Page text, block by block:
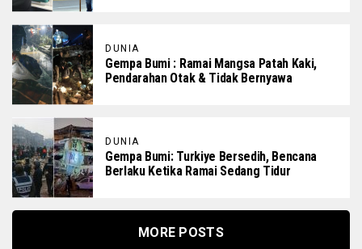
DUNIA
Gempa Bumi : Ramai Mangsa Patah Kaki,
Pendarahan Otak & Tidak Bernyawa
DUNIA
Gempa Bumi: Turkiye Bersedih, Bencana
Berlaku Ketika Ramai Sedang Tidur
MORE POSTS